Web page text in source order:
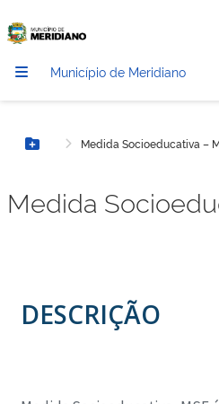
Município de Meridiano
Botão MenuMedida Socioeducativa –
Medida
DESCRIÇÃO